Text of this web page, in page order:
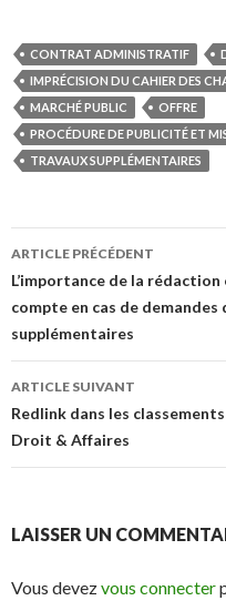
CONTRAT ADMINISTRATIF
IMPRÉCISION DU CAHIER DES
MARCHÉ PUBLIC
OFFRE
PROCÉDURE DE PUBLICITÉ ET
TRAVAUX SUPPLÉMENTAIRES
Navigation
des
articles
ARTICLE PRÉCÉDENT
L’importance de la
compte en cas de demandes
supplémentaires
ARTICLE SUIVANT
Redlink dans les
Droit & Affaires
LAISSER UN
Vous devezvous connecter